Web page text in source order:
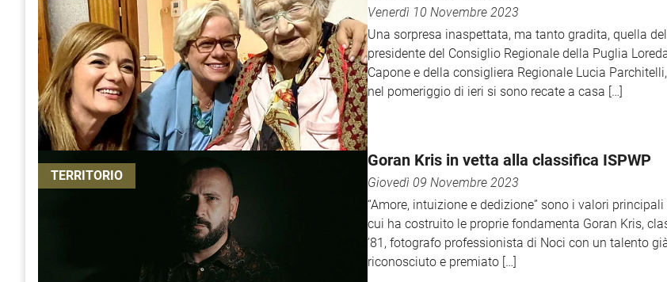
Venerdì 10 Novembre 2023
Una sorpresa inaspettata, ma tanto gradita, quella
presidente del Consiglio Regionale della Puglia
Capone e della consigliera Regionale Lucia
nel pomeriggio di ieri si sono recate a casa […]
TERRITORIO
Goran Kris in vetta alla classifica ISPWP
Giovedì 09 Novembre 2023
“Amore, intuizione e dedizione” sono i valori principali
cui ha costruito le proprie fondamenta Goran Kris,
’81, fotografo professionista di Noci con un talento
riconosciuto e premiato […]